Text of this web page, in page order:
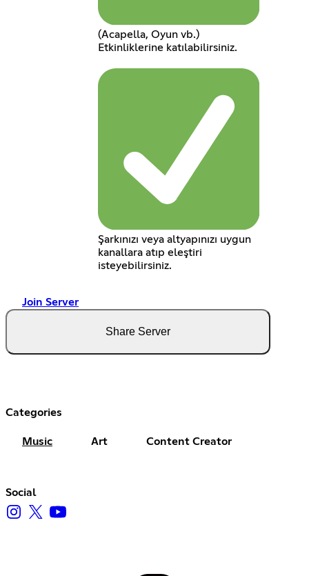
(Acapella, Oyun vb.)
Etkinliklerine katılabilirsiniz.
Şarkınızı veya altyapınızı uygun
kanallara atıp eleştiri
isteyebilirsiniz.
Join Server
Share Server
Categories
Music Art Content Creator
Social